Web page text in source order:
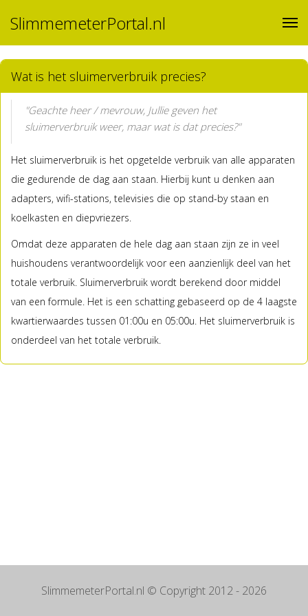
SlimmemeterPortal.nl
Wat is het sluimerverbruik precies?
"Geachte heer / mevrouw, Jullie geven het
sluimerverbruik weer, maar wat is dat precies?"
Het sluimerverbruik is het opgetelde verbruik van alle apparaten
die gedurende de dag aan staan. Hierbij kunt u denken aan
adapters, wifi-stations, televisies die op stand-by staan en
koelkasten en diepvriezers.
Omdat deze apparaten de hele dag aan staan zijn ze in veel
huishoudens verantwoordelijk voor een aanzienlijk deel van het
totale verbruik. Sluimerverbruik wordt berekend door middel
van een formule. Het is een schatting gebaseerd op de 4 laagste
kwartierwaardes tussen 01:00u en 05:00u. Het sluimerverbruik is
onderdeel van het totale verbruik.
SlimmemeterPortal.nl © Copyright 2012 - 2026